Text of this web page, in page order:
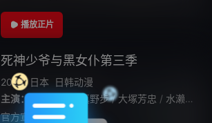
长，每天都被父亲责骂，对于她来说的
播放正片
死神少爷与黑女仆第三季
2024 日本 日韩动漫
主演：
真野步 / 大塚芳忠 / 水濑祈
官方宣布第三季